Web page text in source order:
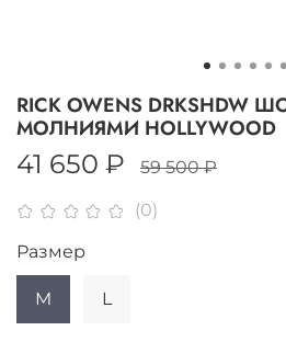
(0)
RICK OWENS DRKSHDW
МОЛНИЯМИ HOLLYWOOD
41 650 ₽ 59 500 ₽
Размер
M L